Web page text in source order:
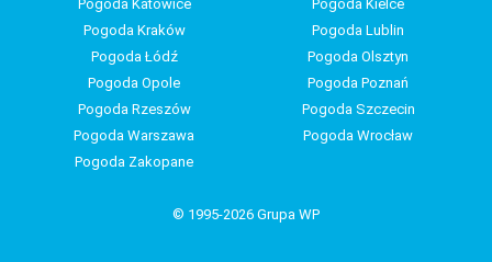
Pogoda Katowice
Pogoda Kielce
Pogoda Kraków
Pogoda Lublin
Pogoda Łódź
Pogoda Olsztyn
Pogoda Opole
Pogoda Poznań
Pogoda Rzeszów
Pogoda Szczecin
Pogoda Warszawa
Pogoda Wrocław
Pogoda Zakopane
© 1995-2026 Grupa WP